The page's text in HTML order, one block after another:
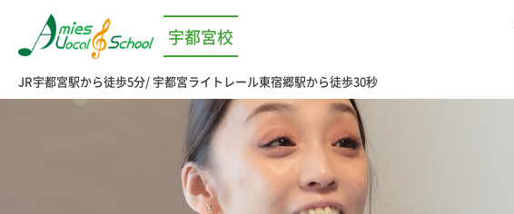
宇都宮校
JR宇都宮駅から徒歩5分 宇都宮ライトレール東宿郷駅から徒歩30秒